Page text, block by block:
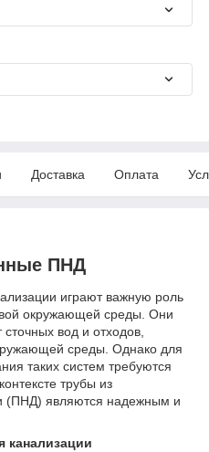
Доставка Оплата
ПНД
играют важную роль
окружающей среды. Они
вод и отходов,
среды. Однако для
таких систем требуются
трубы из
(ПНД) являются надежным и
канализации